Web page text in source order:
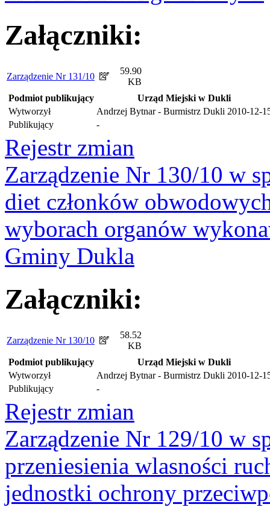
Załączniki:
Zarządzenie Nr 131/10
59.90
KB
Podmiot publikujący
Urząd Miejski w Dukli
Wytworzył
Andrzej Bytnar - Burmistrz Dukli 2010-12-
Publikujący
-
Rejestr zmian
Zarządzenie Nr 130/10 w
diet członków
wyborach organów
Gminy Dukla
Załączniki:
Zarządzenie Nr 130/10
58.52
KB
Podmiot publikujący
Urząd Miejski w Dukli
Wytworzył
Andrzej Bytnar - Burmistrz Dukli 2010-12-
Publikujący
-
Rejestr zmian
Zarządzenie Nr 129/10 w
przeniesienia wlasności
jednostki ochrony